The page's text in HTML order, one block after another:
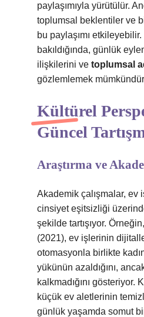
paylaşımıyla yürütülür.
toplumsal beklentiler ve
bu paylaşımı
bakıldığında, günlük
ilişkilerini ve toplumsal
gözlemlemek
Kültürel
Güncel
Araştırma ve
Akademik çalışmalar, ev
cinsiyet eşitsizliği
şekilde tartışıyor.
(2021), ev işlerinin
otomasyonla birlikte
yükünün azaldığını,
kalkmadığını gösteriyor.
küçük ev aletlerinin
günlük yaşamda somut bir